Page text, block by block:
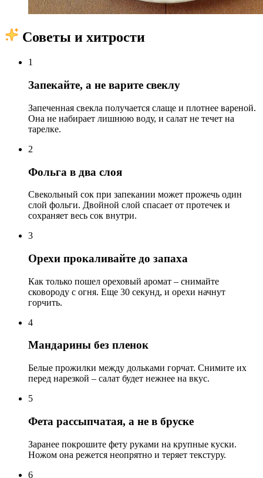
Советы и хитрости
1
Запекайте, а не варите свеклу
Запеченная свекла получается слаще и плотнее вареной.
Она не набирает лишнюю воду, и салат не течет на
тарелке.
2
Фольга в два слоя
Свекольный сок при запекании может прожечь один
слой фольги. Двойной слой спасает от протечек и
сохраняет весь сок внутри.
3
Орехи прокаливайте до запаха
Как только пошел ореховый аромат – снимайте
сковороду с огня. Еще 30 секунд, и орехи начнут
горчить.
4
Мандарины без пленок
Белые прожилки между дольками горчат. Снимите их
перед нарезкой – салат будет нежнее на вкус.
5
Фета рассыпчатая, а не в бруске
Заранее покрошите фету руками на крупные куски.
Ножом она режется неопрятно и теряет текстуру.
6